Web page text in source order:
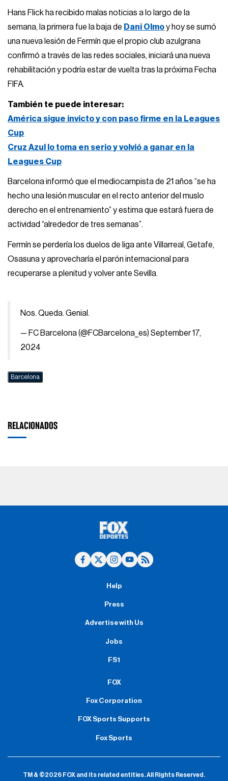
Hans Flick ha recibido malas noticias a lo largo de la
semana, la primera fue la baja de Dani Olmoy hoy se sumó
una nueva lesión de Fermín que el propio club azulgrana
confirmó a través de las redes sociales, iniciará una nueva
rehabilitación y podría estar de vuelta tras la próxima Fecha
FIFA.
También te puede interesar:
América sigue invicto y con paso firme en la Leagues
Cup
Cruz Azul lo toma en serio y volvió a ganar en la
Leagues Cup
Barcelona informó que el mediocampista de 21 años “se ha
hecho una lesión muscular en el recto anterior del muslo
derecho en el entrenamiento” y estima que estará fuera de
actividad “alrededor de tres semanas”.
Fermín se perdería los duelos de liga ante Villarreal, Getafe,
Osasuna y aprovecharía el parón internacional para
recuperarse a plenitud y volver ante Sevilla.
Nos. Queda. Genial.
— FC Barcelona (@FCBarcelona_es)September 17,
2024
Barcelona
RELACIONADOS
Help
Press
Advertise with Us
Jobs
FS1
FOX
Fox Corporation
FOX Sports Supports
Fox Sports
TM & ©2026 FOX and its related entities.All Rights Reserved.